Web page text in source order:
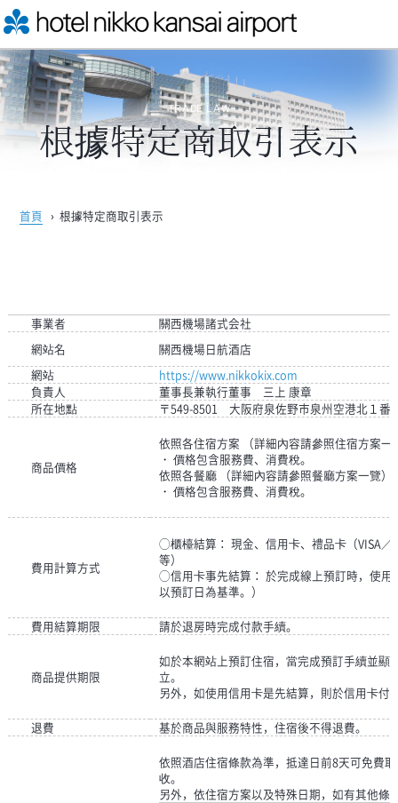
TRADE LAW
根據特定商取引表示
首頁 › 根據特定商取引表示
事業者
關西機場諸式会社
網站名
關西機場日航酒店
網站
https://www.nikkokix.com
負責人
董事長兼執行董事 三上 康章
所在地點
〒549-8501 大阪府泉佐野市泉州空港北１番
商品價格
依照各住宿方案 （詳細內容請參照住宿方案一
・ 價格包含服務費、消費稅。
依照各餐廳 （詳細內容請參照餐廳方案一覽）
・ 價格包含服務費、消費稅。
費用計算方式
◯櫃檯結算： 現金、信用卡、禮品卡（VISA／
等）
◯信用卡事先結算： 於完成線上預訂時，使用
以預訂日為基準。）
費用結算期限 請於退房時完成付款手續。
商品提供期限
如於本網站上預訂住宿，當完成預訂手續並顯
立。
另外，如使用信用卡是先結算，則於信用卡付
退費 基於商品與服務特性，住宿後不得退費。
依照酒店住宿條款為準，抵達日前8天可免費
收。
另外，依住宿方案以及特殊日期，如有其他條